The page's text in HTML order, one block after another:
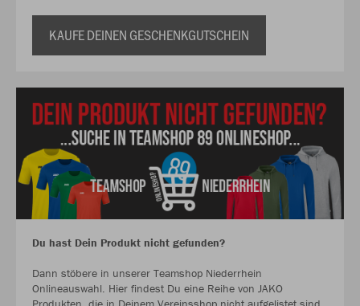
KAUFE DEINEN GESCHENKGUTSCHEIN
Du hast Dein Produkt nicht gefunden?
Dann stöbere in unserer Teamshop Niederrhein
Onlineauswahl. Hier findest Du eine Reihe von JAKO